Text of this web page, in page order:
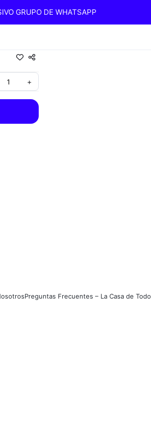
GRUPO DE WHATSAPP
+
Preguntas Frecuentes – La Casa de Todo